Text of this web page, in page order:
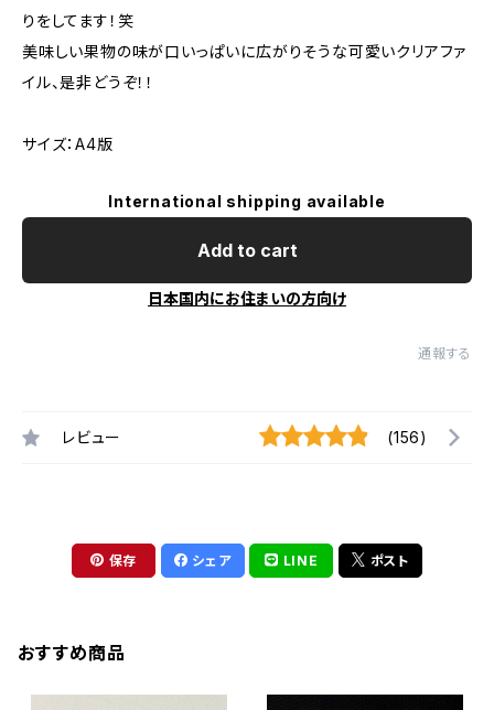
りをしてます！笑
美味しい果物の味が口いっぱいに広がりそうな可愛いクリアファ
イル、是非どうぞ！！
サイズ：A4版
International shipping available
Add to cart
日本国内にお住まいの方向け
通報する
レビュー (156)
保存 シェア LINE ポスト
おすすめ商品